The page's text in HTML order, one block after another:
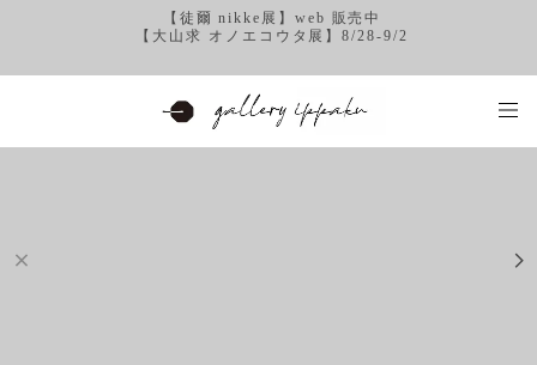
【徒爾 nikke展】web 販売中
【大山求 オノエコウタ展】8/28-9/2